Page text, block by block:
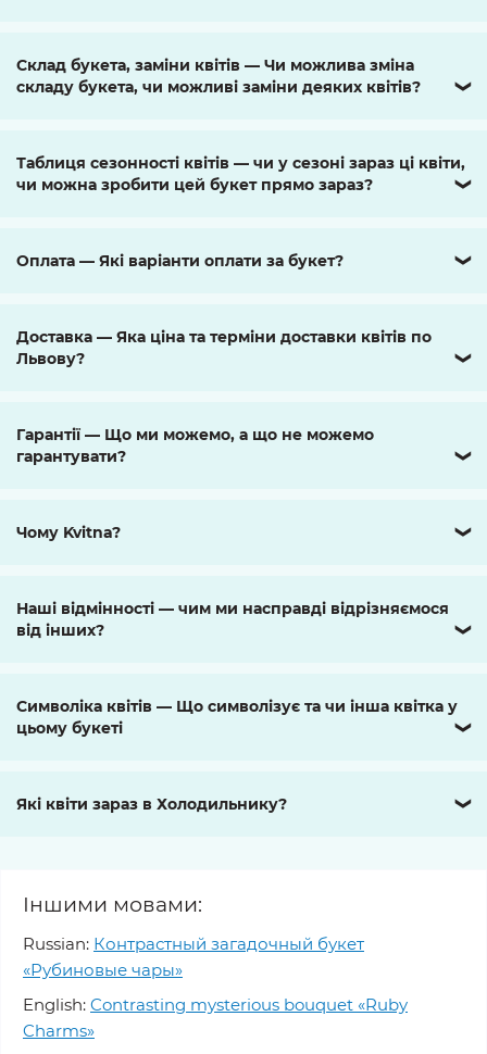
Склад букета, заміни квітів — Чи можлива зміна
складу букета, чи можливі заміни деяких квітів?
❯
Таблиця сезонності квітів — чи у сезоні зараз ці квіти,
чи можна зробити цей букет прямо зараз?
❯
Оплата — Які варіанти оплати за букет? ❯
Доставка — Яка ціна та терміни доставки квітів по
Львову?
❯
Гарантії — Що ми можемо, а що не можемо
гарантувати?
❯
Чому Kvitna? ❯
Наші відмінності — чим ми насправді відрізняємося
від інших?
❯
Символіка квітів — Що символізує та чи інша квітка у
цьому букеті
❯
Які квіти зараз в Холодильнику? ❯
Іншими мовами:
Russian: Контрастный загадочный букет
«Рубиновые чары»
English: Contrasting mysterious bouquet «Ruby
Charms»